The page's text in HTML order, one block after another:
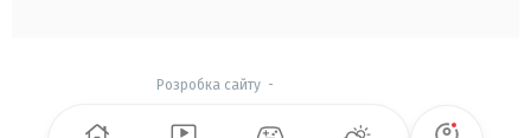
Розробка сайту-